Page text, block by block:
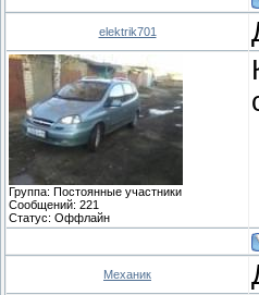
elektrik701
Группа: Постоянные участники
Сообщений: 221
Статус: Оффлайн
Механик